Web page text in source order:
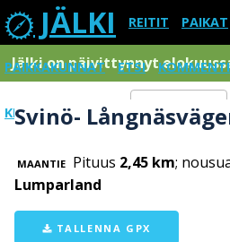
JÄLKI REITIT PAIKAT
PAIKKAKUNNAT ETSI
KIRJAUDU SISÄÄN Menu
Jälki on päivittynnyt
Svinö-
MAANTIE Pituus 2,45 km;
Lumparland
TALLENNA GPX